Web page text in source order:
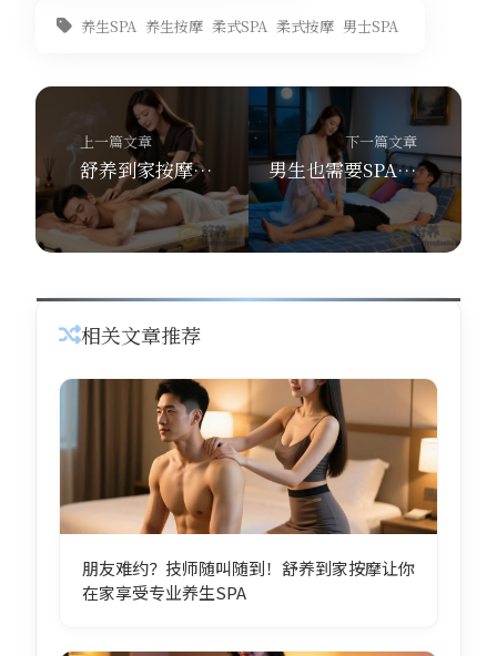
养生SPA 养生按摩 柔式SPA 柔式按摩 男士SPA
上一篇文章
舒养到家按摩：养生SPA、柔式SPA、男士SPA一次打包，宅家爽到灵魂出窍
下一篇文章
男生也需要SPA？舒养到家按摩的精油SPA男士专属套餐，太懂我们了！
相关文章推荐
朋友难约？技师随叫随到！舒养到家按摩让你
在家享受专业养生SPA